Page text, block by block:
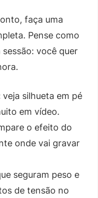
faça uma
Pense como
você quer
veja silhueta em pé
em vídeo.
o efeito do
onde vai gravar
seguram peso e
de tensão no